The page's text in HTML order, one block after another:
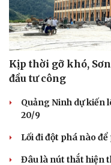
Tư vấn
Săn Tour
check-in
Kịp thời gỡ khó,
đầu tư công
Quảng Ninh dự kiến
20/9
Lối đi đột phá nào
Đâu là nút thắt hiện